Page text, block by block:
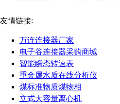
友情链接:
万连连接器厂家
电子谷连接器采购商城
智能瞬态转速表
重金属水质在线分析仪
煤标准物质煤物相
立式大容量离心机